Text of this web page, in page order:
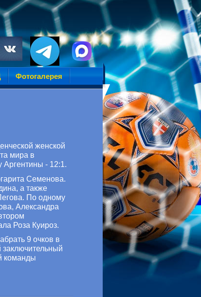
Фотогалерея
женской
мира в
Аргентины - 12:1.
Семенова.
а также
По одному
Александра
Роза Куироз.
9 очков в
заключительный
команды